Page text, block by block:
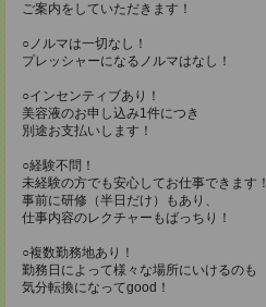
ご案内をしていただきます！
○ノルマは一切なし！
プレッシャーになるノルマはなし！
○インセンティブあり！
美容液のお申し込み1件につき
別途お支払いします！
○経験不問！
未経験の方でも安心してお仕事できます！
事前に研修（半日だけ）もあり、
仕事内容のレクチャーもばっちり！
○複数勤務地あり！
勤務日によって様々な場所にいけるのも
気分転換になってgood！